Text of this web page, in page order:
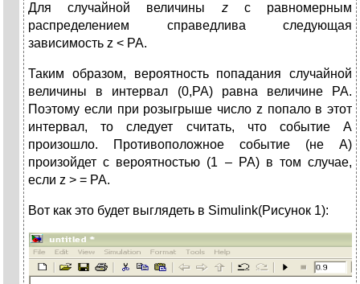
Для случайной величины z с равномерным
распределением справедлива следующая
зависимость z < РА.
Таким образом, вероятность попадания случайной
величины в интервал (0,РА) равна величине РА.
Поэтому если при розыгрыше число z попало в этот
интервал, то следует считать, что событие А
произошло. Противоположное событие (не А)
произойдет с вероятностью (1 – РА) в том случае,
если z > = РА.
Вот как это будет выглядеть в Simulink(Рисунок 1):